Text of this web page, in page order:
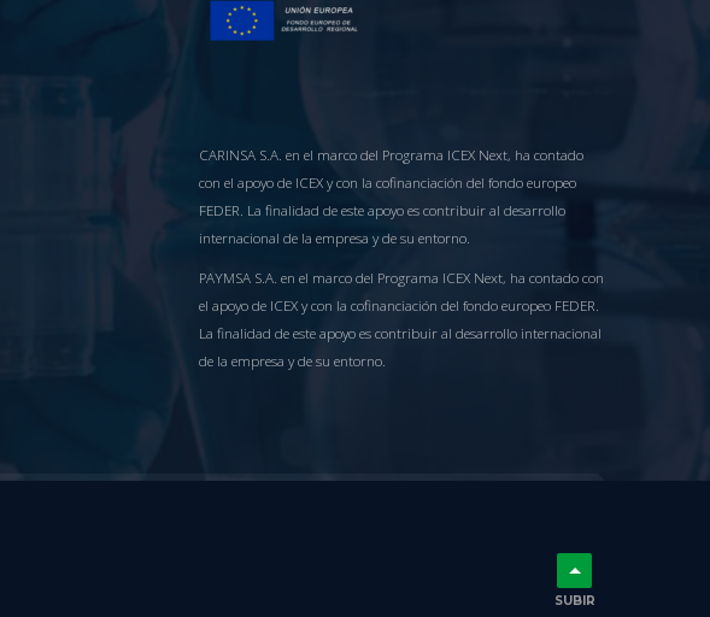
CARINSA S.A. en el marco del Programa ICEX Next, ha contado
con el apoyo de ICEX y con la cofinanciación del fondo europeo
FEDER. La finalidad de este apoyo es contribuir al desarrollo
internacional de la empresa y de su entorno.
PAYMSA S.A. en el marco del Programa ICEX Next, ha contado con
el apoyo de ICEX y con la cofinanciación del fondo europeo FEDER.
La finalidad de este apoyo es contribuir al desarrollo internacional
de la empresa y de su entorno.
SUBIR